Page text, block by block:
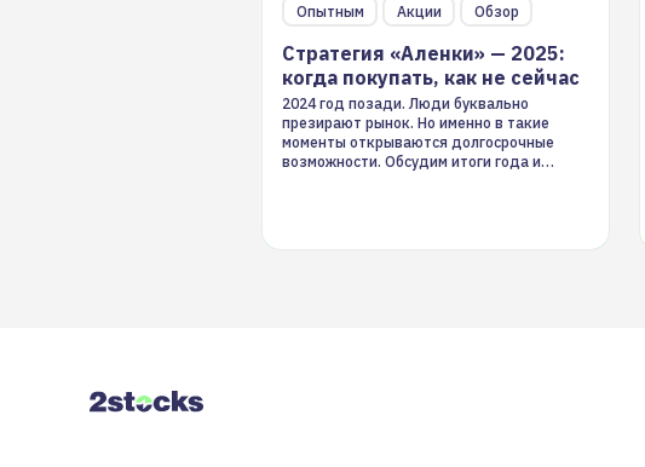
Опытным Акции Обзор
Стратегия «Аленки» — 2025:
когда покупать, как не сейчас
2024 год позади. Люди буквально
презирают рынок. Но именно в такие
моменты открываются долгосрочные
возможности. Обсудим итоги года и